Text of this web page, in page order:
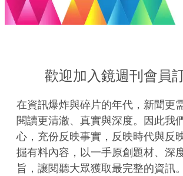
歡迎加入鏡週刊會員
在資訊爆炸與碎片的年代，新聞更
閱讀更清澈、真實與深度。因此我
心，充份反映事實，反映時代與反
掘有料內容，以一手原創題材、深
旨，讓閱聽大眾獲取最完整的資訊。